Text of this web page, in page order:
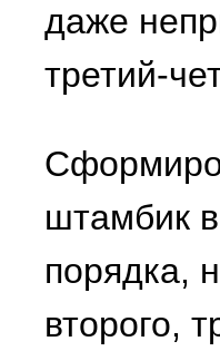
даже
третий-
штамбик
порядка,
второго,